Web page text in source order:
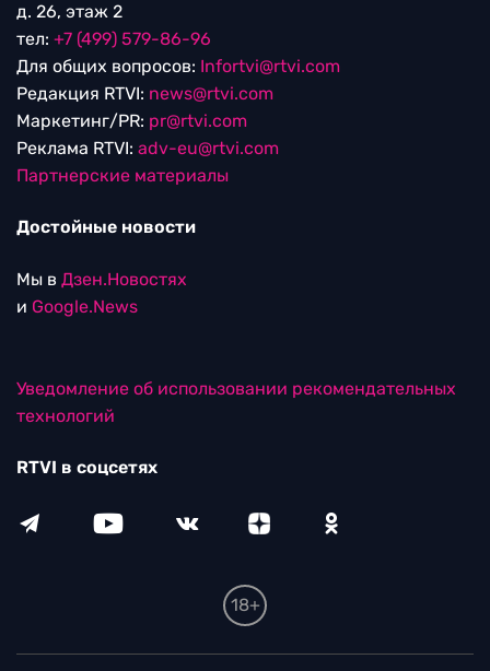
д. 26, этаж 2
тел: +7 (499) 579-86-96
Для общих вопросов: Infortvi@rtvi.com
Редакция RTVI: news@rtvi.com
Маркетинг/PR: pr@rtvi.com
Реклама RTVI: adv-eu@rtvi.com
Партнерские материалы
Достойные новости
Мы в Дзен.Новостях
и Google.News
Уведомление об использовании рекомендательных
технологий
RTVI в соцсетях
18+